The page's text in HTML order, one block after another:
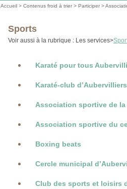
Accueil >Contenus froid à trier >Participer >
Sports
Voir aussi à la rubrique : Les services>
Karaté pour tous
Karaté-club d’Aubervilliers
Association sportive de la
Association sportive du
Boxing beats
Cercle municipal
Club des sports et loisirs